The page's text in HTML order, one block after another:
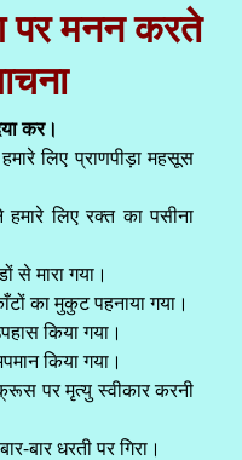
मनन करते
कर।
लिए प्राणपीड़ा महसूस
लिए रक्त का पसीना
से मारा गया।
का मुकुट पहनाया गया।
किया गया।
किया गया।
पर मृत्यु स्वीकार करनी
बार धरती पर गिरा।